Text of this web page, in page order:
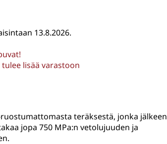
13.8.2026.
lisää varastoon
ruostumattomasta teräksestä, jonka jälkeen
jopa 750 MPa:n vetolujuuden ja